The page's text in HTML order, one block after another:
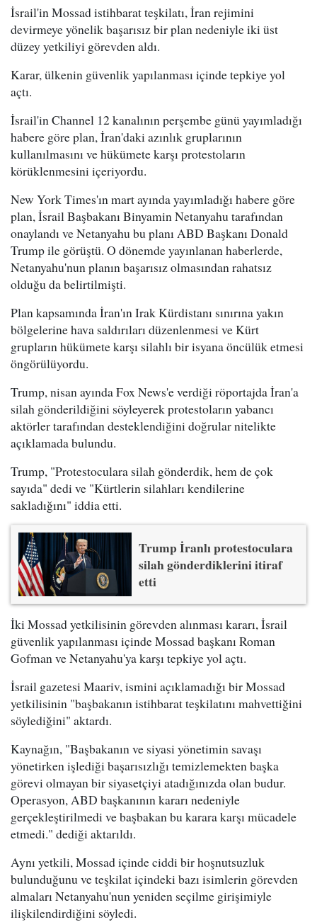
İsrail'in Mossad istihbarat teşkilatı, İran rejimini
devirmeye yönelik başarısız bir plan nedeniyle iki üst
düzey yetkiliyi görevden aldı.
Karar, ülkenin güvenlik yapılanması içinde tepkiye yol
açtı.
İsrail'in Channel 12 kanalının perşembe günü yayımladığı
habere göre plan, İran'daki azınlık gruplarının
kullanılmasını ve hükümete karşı protestoların
körüklenmesini içeriyordu.
New York Times'ın mart ayında yayımladığı habere göre
plan, İsrail Başbakanı Binyamin Netanyahu tarafından
onaylandı ve Netanyahu bu planı ABD Başkanı Donald
Trump ile görüştü. O dönemde yayınlanan haberlerde,
Netanyahu'nun planın başarısız olmasından rahatsız
olduğu da belirtilmişti.
Plan kapsamında İran'ın Irak Kürdistanı sınırına yakın
bölgelerine hava saldırıları düzenlenmesi ve Kürt
grupların hükümete karşı silahlı bir isyana öncülük etmesi
öngörülüyordu.
Trump, nisan ayında Fox News'e verdiği röportajda İran'a
silah gönderildiğini söyleyerek protestoların yabancı
aktörler tarafından desteklendiğini doğrular nitelikte
açıklamada bulundu.
Trump, "Protestoculara silah gönderdik, hem de çok
sayıda" dedi ve "Kürtlerin silahları kendilerine
sakladığını" iddia etti.
Trump İranlı protestoculara
silah gönderdiklerini itiraf
etti
İki Mossad yetkilisinin görevden alınması kararı, İsrail
güvenlik yapılanması içinde Mossad başkanı Roman
Gofman ve Netanyahu'ya karşı tepkiye yol açtı.
İsrail gazetesi Maariv, ismini açıklamadığı bir Mossad
yetkilisinin "başbakanın istihbarat teşkilatını mahvettiğini
söylediğini" aktardı.
Kaynağın, "Başbakanın ve siyasi yönetimin savaşı
yönetirken işlediği başarısızlığı temizlemekten başka
görevi olmayan bir siyasetçiyi atadığınızda olan budur.
Operasyon, ABD başkanının kararı nedeniyle
gerçekleştirilmedi ve başbakan bu karara karşı mücadele
etmedi." dediği aktarıldı.
Aynı yetkili, Mossad içinde ciddi bir hoşnutsuzluk
bulunduğunu ve teşkilat içindeki bazı isimlerin görevden
almaları Netanyahu'nun yeniden seçilme girişimiyle
ilişkilendirdiğini söyledi.